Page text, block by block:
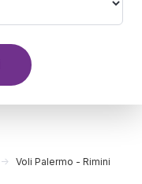
Voli Palermo - Rimini